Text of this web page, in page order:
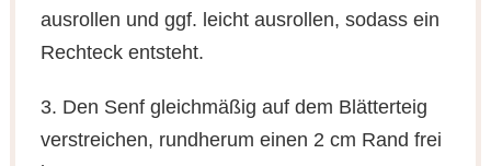
ausrollen und ggf. leicht ausrollen, sodass ein
Rechteck entsteht.
3. Den Senf gleichmäßig auf dem Blätterteig
verstreichen, rundherum einen 2 cm Rand frei